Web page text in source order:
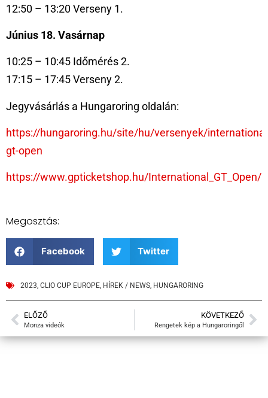
12:50 – 13:20 Verseny 1.
Június 18. Vasárnap
10:25 – 10:45 Időmérés 2.
17:15 – 17:45 Verseny 2.
Jegyvásárlás a Hungaroring oldalán:
https://hungaroring.hu/site/hu/versenyek/
gt-open
https://www.gpticketshop.hu/International_GT_Open/
Megosztás:
Facebook Twitter
2023, CLIO CUP EUROPE, HÍREK / NEWS, HUNGARORING
ELŐZŐ
Monza videók
KÖVETKEZŐ
Rengetek kép a Hungaroringől